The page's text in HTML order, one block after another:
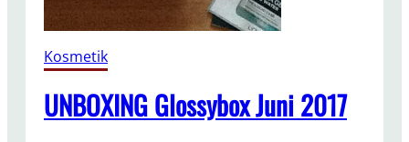
Kosmetik
UNBOXING Glossybox Juni 2017